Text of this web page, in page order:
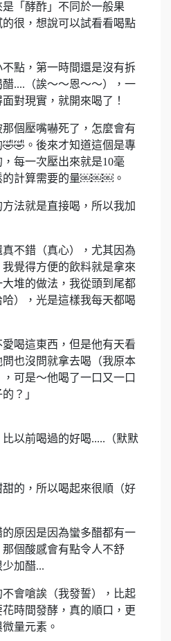
是「酵酢」不同於一般果
很，想說可以試看看喝點
點，第一時間還是沒有拆
....（誒～～恩～～），一
對現實，就開來喝了！
個壓嘴嚇死了，怎麼會有
。後來才知道這個是專
每一次壓出來就是10毫
的計算需要的量￼￼￼。
法就是直接喝，所以我加
不錯（真心），尤其因為
覺得方便的飲料就是拿來
堆的做法，我從頭到尾都
），光是這樣我每天都喝
喝這東西，但是他有天看
也沒問就拿去喝（我原本
可是～他喝了一口又一口
？」
以前喝過的好喝.....（默默
的，所以喝起來很順（好
原因是因為蠻多醋都有一
個酸感會有點令人不舒
加醋...
會嗆誒（我發誓），比起
時間發酵，真的順口，更
量元素。